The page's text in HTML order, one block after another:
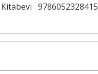
9786052328415